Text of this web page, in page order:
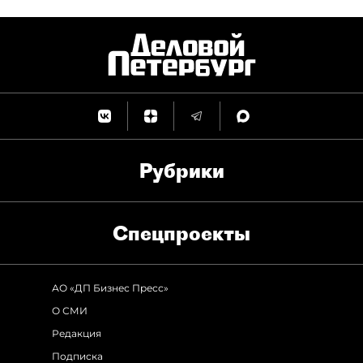
Рубрики
Спец­проекты
АО «ДП Бизнес Пресс»
О СМИ
Редакция
Подписка